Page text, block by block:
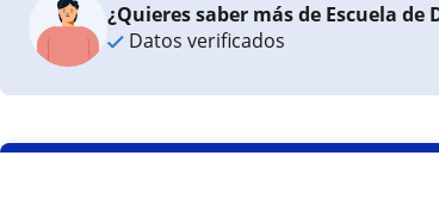
¿Quieres saber más de Escuela de
Datos verificados